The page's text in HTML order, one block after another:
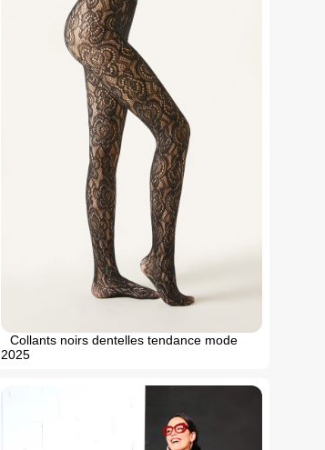
Collants noirs dentelles tendance mode
2025